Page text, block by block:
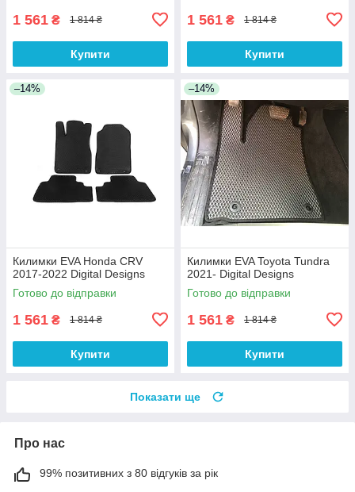
1 561 ₴ 1 814 ₴
Купити
1 561 ₴ 1 814 ₴
Купити
–14%
Килимки EVA Honda CRV
2017-2022 Digital Designs
Готово до відправки
1 561 ₴ 1 814 ₴
Купити
–14%
Килимки EVA Toyota Tundra
2021- Digital Designs
Готово до відправки
1 561 ₴ 1 814 ₴
Купити
Показати ще
Про нас
99% позитивних з 80 відгуків за рік